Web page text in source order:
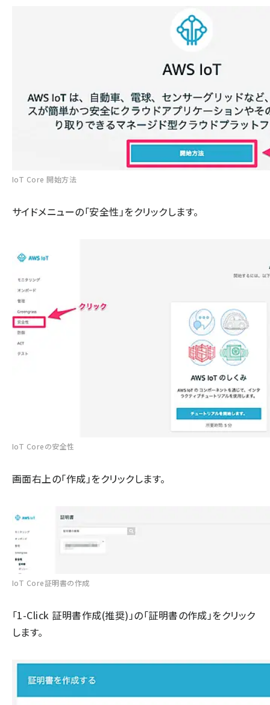
IoT Core 開始方法
サイドメニューの「安全性」をクリックします。
IoT Coreの安全性
画面右上の「作成」をクリックします。
IoT Core証明書の作成
「1-Click 証明書作成(推奨)」の「証明書の作成」をクリック
します。